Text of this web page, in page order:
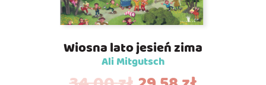
Wiosna lato jesień zima
Ali Mitgutsch